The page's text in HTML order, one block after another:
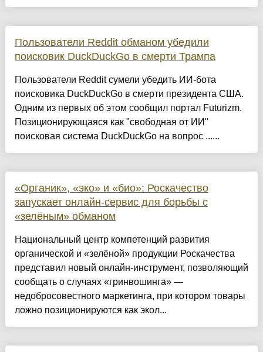
Пользователи Reddit обманом убедили
поисковик DuckDuckGo в смерти Трампа
Пользователи Reddit сумели убедить ИИ-бота
поисковика DuckDuckGo в смерти президента США.
Одним из первых об этом сообщил портал Futurizm.
Позиционирующаяся как "свободная от ИИ"
поисковая система DuckDuckGo на вопрос ......
«Органик», «эко» и «био»: Роскачество
запускает онлайн-сервис для борьбы с
«зелёным» обманом
Национальный центр компетенций развития
органической и «зелёной» продукции Роскачества
представил новый онлайн-инструмент, позволяющий
сообщать о случаях «гринвошинга» —
недобросовестного маркетинга, при котором товары
ложно позиционируются как экол...